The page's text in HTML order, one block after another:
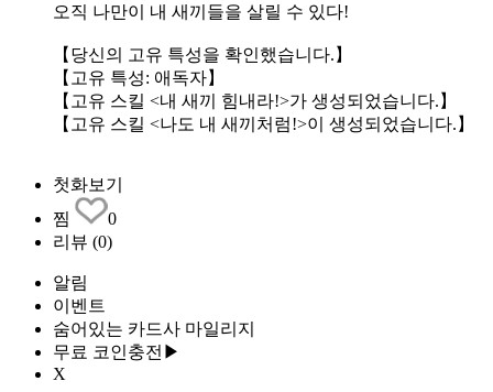
오직 나만이 내 새끼들을 살릴 수 있다!
【당신의 고유 특성을 확인했습니다.】
【고유 특성: 애독자】
【고유 스킬 <내 새끼 힘내라!>가 생성되었습니다.】
【고유 스킬 <나도 내 새끼처럼!>이 생성되었습니다.】
첫화보기
찜
0
리뷰 (0)
알림
이벤트
숨어있는 카드사 마일리지
무료 코인충전▶
X